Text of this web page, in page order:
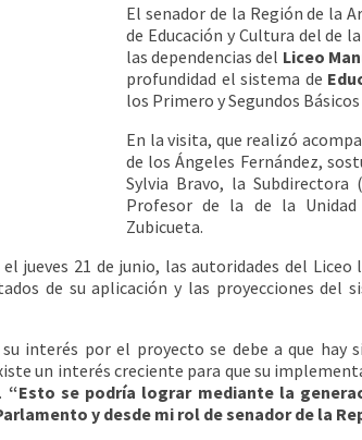
El senador de la Región de la
de Educación y Cultura del de
las dependencias del Liceo
profundidad el sistema de
los Primero y Segundos Básicos
En la visita, que realizó
de los Ángeles Fernández,
Sylvia Bravo, la
Profesor de la de la Unidad
Zubicueta.
jueves 21 de junio, las autoridades del
de su aplicación y las proyecciones del
interés por el proyecto se debe a que hay
un interés creciente para que su
“Esto se podría lograr mediante la
y desde mi rol de senador de la